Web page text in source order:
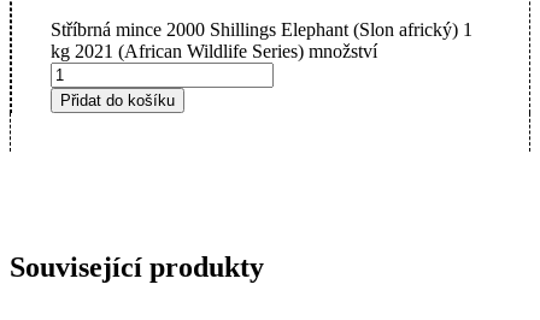
Stříbrná mince 2000 Shillings Elephant (Slon africký) 1
kg 2021 (African Wildlife Series) množství
Přidat do košíku
Související produkty